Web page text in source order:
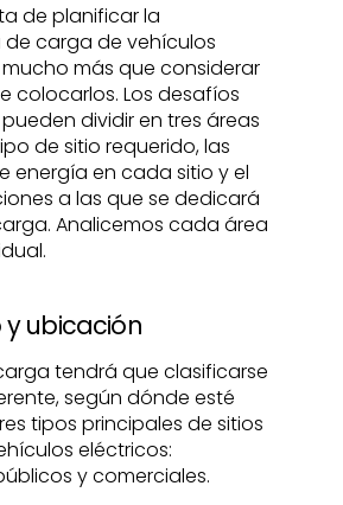
de planificar la
carga de vehículos
más que considerar
colocarlos. Los desafíos
dividir en tres áreas
de sitio requerido, las
energía en cada sitio y el
a las que se dedicará
Analicemos cada área
y ubicación
tendrá que clasificarse
según dónde esté
tipos principales de sitios
eléctricos:
y comerciales.